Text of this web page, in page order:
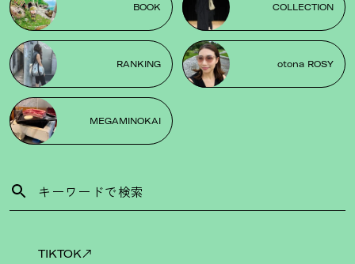
BOOK COLLECTION
RANKING otona ROSY
MEGAMINOKAI
TIKTOK